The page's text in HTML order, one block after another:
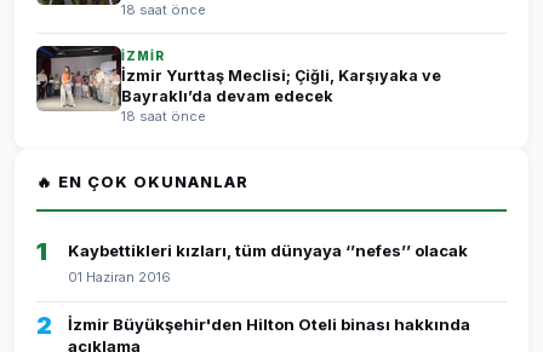
18 saat önce
İZMİR
İzmir Yurttaş Meclisi; Çiğli, Karşıyaka ve
Bayraklı’da devam edecek
18 saat önce
🔥 EN ÇOK OKUNANLAR
1 Kaybettikleri kızları, tüm dünyaya ‘’nefes’’ olacak
01 Haziran 2016
2
İzmir Büyükşehir'den Hilton Oteli binası hakkında
açıklama